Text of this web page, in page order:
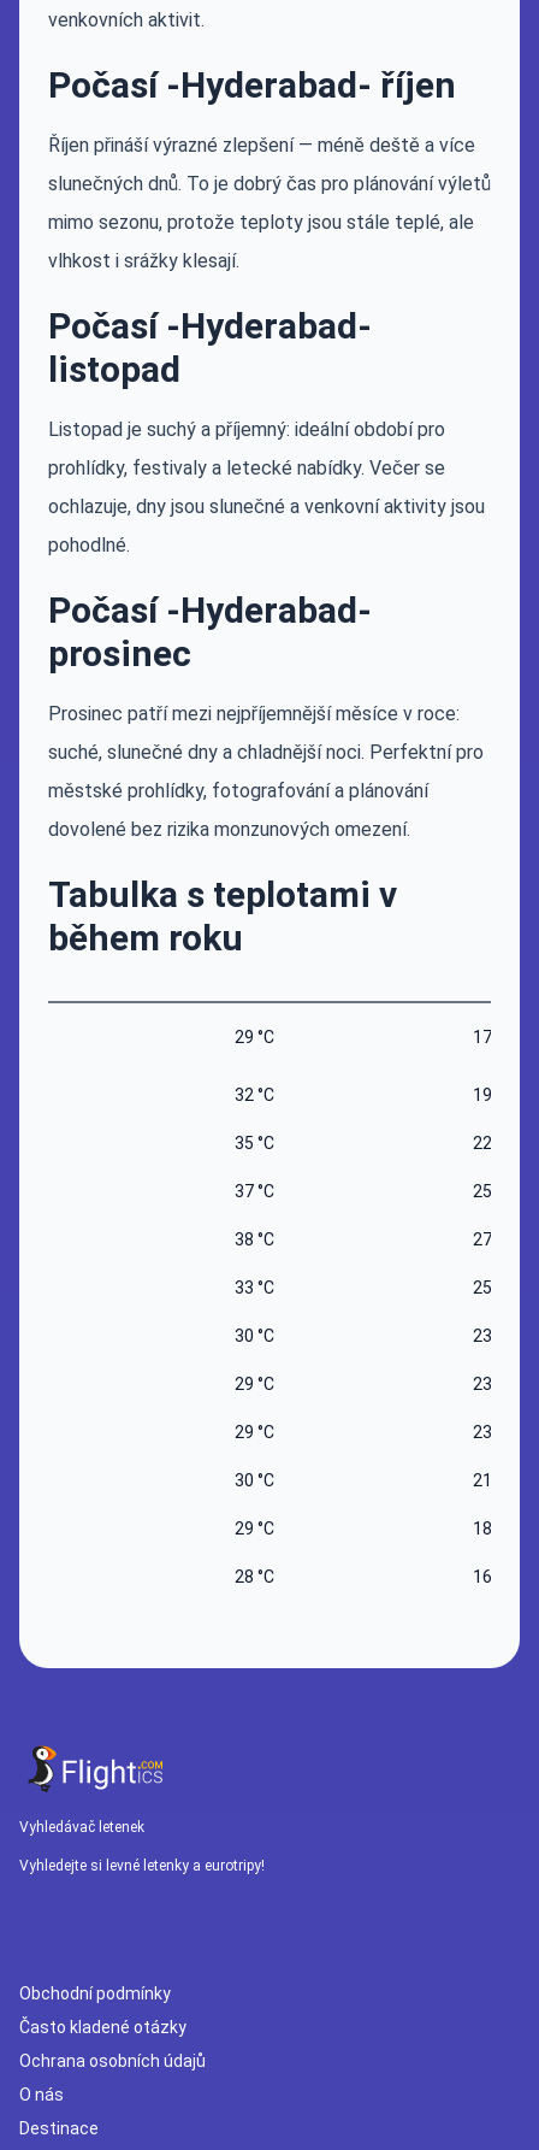
venkovních aktivit.
Počasí -Hyderabad- říjen
Říjen přináší výrazné zlepšení — méně deště a více
slunečných dnů. To je dobrý čas pro plánování výletů
mimo sezonu, protože teploty jsou stále teplé, ale
vlhkost i srážky klesají.
Počasí -Hyderabad-
listopad
Listopad je suchý a příjemný: ideální období pro
prohlídky, festivaly a letecké nabídky. Večer se
ochlazuje, dny jsou slunečné a venkovní aktivity jsou
pohodlné.
Počasí -Hyderabad-
prosinec
Prosinec patří mezi nejpříjemnější měsíce v roce:
suché, slunečné dny a chladnější noci. Perfektní pro
městské prohlídky, fotografování a plánování
dovolené bez rizika monzunových omezení.
Tabulka s teplotami v
během roku
29 °C 17 °C
32 °C 19 °C
35 °C 22 °C
37 °C 25 °C
38 °C 27 °C
33 °C 25 °C
30 °C 23 °C
29 °C 23 °C
29 °C 23 °C
30 °C 21 °C
29 °C 18 °C
28 °C 16 °C
Vyhledávač letenek
Vyhledejte si levné letenky a eurotripy!
Obchodní podmínky
Často kladené otázky
Ochrana osobních údajů
O nás
Destinace